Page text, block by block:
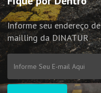
Informe seu endereço
mailling da DINATUR